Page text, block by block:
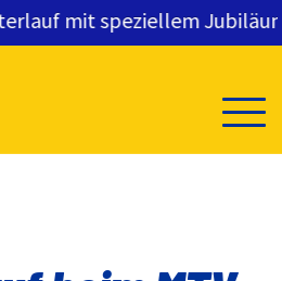
mit speziellem